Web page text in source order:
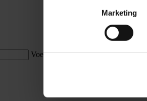
Marketing
Voer een zoekterm in: